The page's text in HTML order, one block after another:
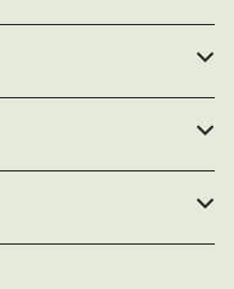
緒に保管していただくと良